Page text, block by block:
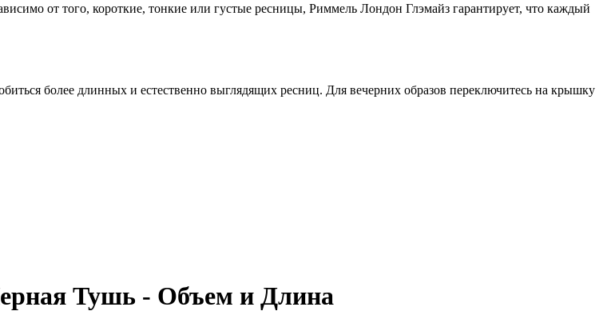
от того, короткие, тонкие или густые ресницы, Риммель Лондон Глэмайз гарантирует, что каждый
более длинных и естественно выглядящих ресниц. Для вечерних образов переключитесь на крышку
Тушь - Объем и Длина